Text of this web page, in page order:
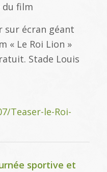
du film
sur écran géant
« Le Roi Lion »
Stade Louis
Teaser-le-Roi-
sportive et